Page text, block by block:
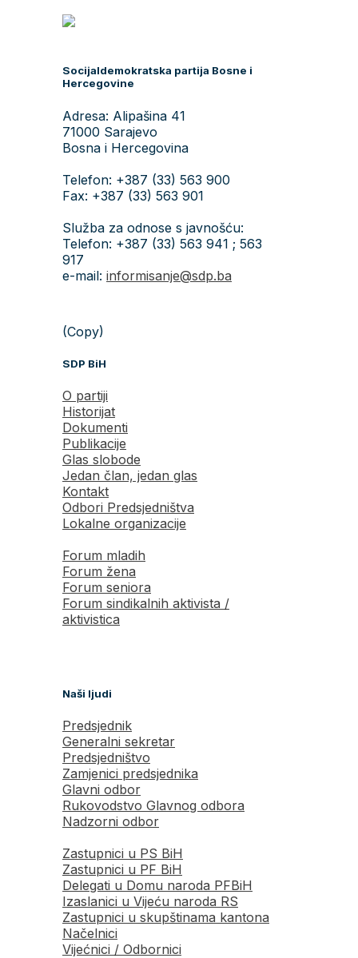
Socijaldemokratska partija Bosne i
Hercegovine
Adresa: Alipašina 41
71000 Sarajevo
Bosna i Hercegovina
Telefon: +387 (33) 563 900
Fax: +387 (33) 563 901
Služba za odnose s javnošću:
Telefon: +387 (33) 563 941 ; 563
917
e-mail: informisanje@sdp.ba
(Copy)
SDP BiH
O partiji
Historijat
Dokumenti
Publikacije
Glas slobode
Jedan član, jedan glas
Kontakt
Odbori Predsjedništva
Lokalne organizacije
Forum mladih
Forum žena
Forum seniora
Forum sindikalnih aktivista /
aktivistica
Naši ljudi
Predsjednik
Generalni sekretar
Predsjedništvo
Zamjenici predsjednika
Glavni odbor
Rukovodstvo Glavnog odbora
Nadzorni odbor
Zastupnici u PS BiH
Zastupnici u PF BiH
Delegati u Domu naroda PFBiH
Izaslanici u Vijeću naroda RS
Zastupnici u skupštinama kantona
Načelnici
Vijećnici / Odbornici